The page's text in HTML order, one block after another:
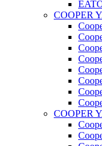
COOPER
COOPER